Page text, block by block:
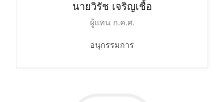
นายวิรัช เจริญเชื้อ
ผู้แทน ก.ค.ศ.
อนุกรรมการ